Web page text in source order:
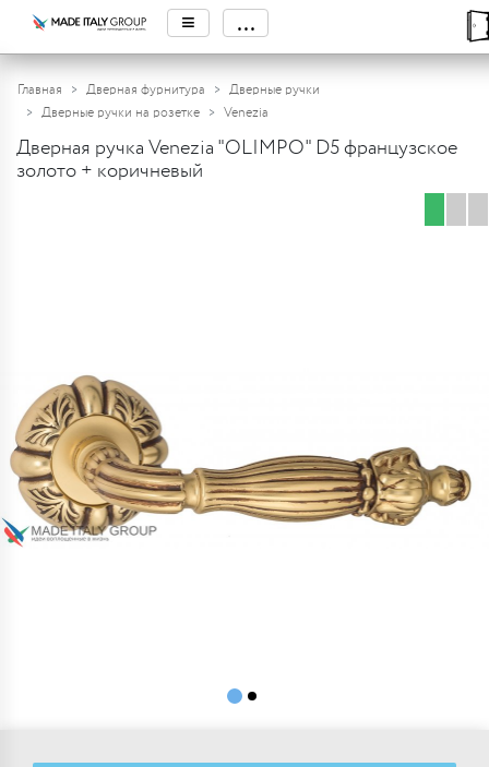
≡ ...
Главная Дверная фурнитура
Дверные ручки
Дверные ручки на розетке
Venezia
Дверная ручка Venezia "OLIMPO" D5 французское
золото + коричневый